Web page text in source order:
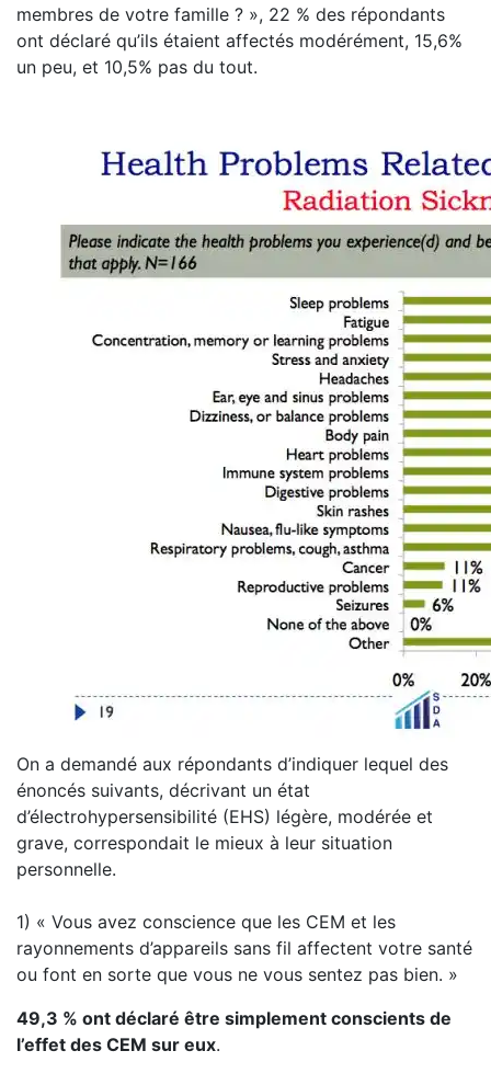
membres de votre famille ? », 22 % des répondants
ont déclaré qu’ils étaient affectés modérément, 15,6%
un peu, et 10,5% pas du tout.
On a demandé aux répondants d’indiquer lequel des
énoncés suivants, décrivant un état
d’électrohypersensibilité (EHS) légère, modérée et
grave, correspondait le mieux à leur situation
personnelle.
1) « Vous avez conscience que les CEM et les
rayonnements d’appareils sans fil affectent votre santé
ou font en sorte que vous ne vous sentez pas bien. »
49,3 % ont déclaré être simplement conscients de
l’effet des CEM sur eux.